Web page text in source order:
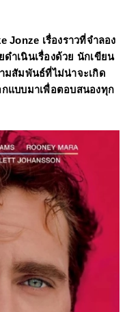
Jonze เรื่องราวที่จำลอง
ำเนินเรื่องด้วย นักเขียน
สัมพันธ์ที่ไม่น่าจะเกิด
แบบมาเพื่อตอบสนองทุก